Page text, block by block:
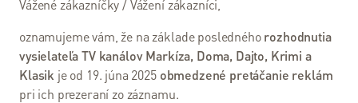
internet
Wi-Fi
internet
Vážené zákazníčky / Vážení zákazníci,
oznamujeme vám, že na základe poslednéhorozhodnutia
vysielateľa TV kanálov Markíza, Doma, Dajto, Krimi a
Klasik je od 19. júna 2025 obmedzené pretáčanie reklám
pri ich prezeraní zo záznamu.